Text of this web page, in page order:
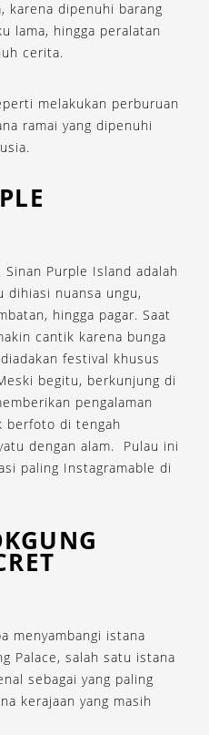
karena dipenuhi barang
lama, hingga peralatan
cerita.
melakukan perburuan
ramai yang dipenuhi
Purple Island adalah
dihiasi nuansa ungu,
hingga pagar. Saat
cantik karena bunga
festival khusus
begitu, berkunjung di
pengalaman
berfoto di tengah
dengan alam. Pulau ini
paling Instagramable di
menyambangi istana
Palace, salah satu istana
sebagai yang paling
kerajaan yang masih